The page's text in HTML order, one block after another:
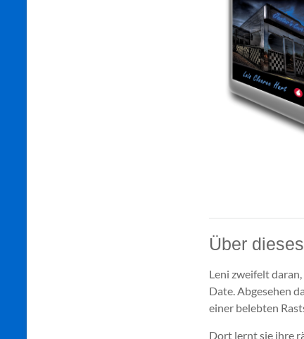
Über
Leni zweifelt
Date. Abgesehen
einer belebten
Dort lernt sie ihre